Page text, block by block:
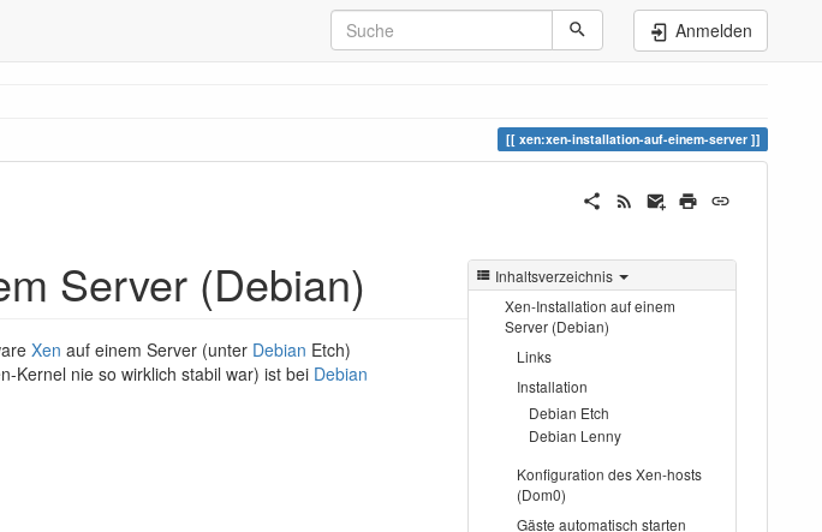
Anmelden
xen:xen-installation-auf-einem-server
Inhaltsverzeichnis
Xen-Installation auf einem
Server (Debian)
Links
Installation
Debian Etch
Debian Lenny
Konfiguration des Xen-hosts
(Dom0)
Gäste automatisch starten
Server (Debian)
Xen auf einem Server (unter Debian Etch)
Kernel nie so wirklich stabil war) ist bei Debian